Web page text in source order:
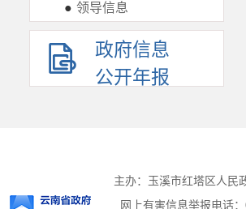
● 领导信息
政府信息
公开年报
主办：玉溪市红塔区人
网上有害信息举报电话